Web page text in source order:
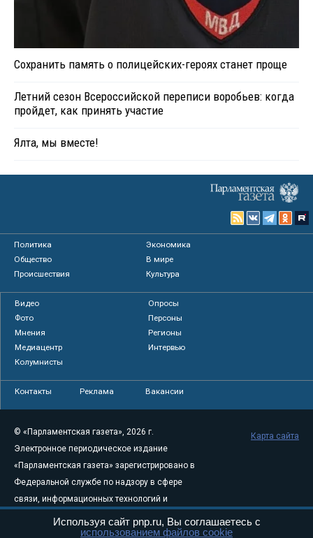
Сохранить память о полицейских-героях станет проще
Летний сезон Всероссийской переписи воробьев: когда
пройдет, как принять участие
Ялта, мы вместе!
Политика
Экономика
Общество
В мире
Происшествия
Культура
Видео
Опросы
Фото
Персоны
Мнения
Регионы
Медиацентр
Интервью
Колумнисты
Контакты Реклама Вакансии
© «Парламентская газета», 2026 г.
Электронное периодическое издание
«Парламентская газета» зарегистрировано в
Федеральной службе по надзору в сфере
связи, информационных технологий и
августа 2011 года. 18+
Карта сайта
Используя сайт pnp.ru, Вы соглашаетесь с
использованием файлов cookie